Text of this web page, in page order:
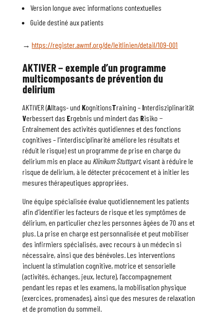
Version longue avec informations contextuelles
Guide destiné aux patients
→https://register.awmf.org/de/leitlinien/detail/109-001
AKTIVER− exemple d’un programme
multicomposants de prévention du
delirium
AKTIVER (Alltags- und KognitionsTraining – Interdisziplinarität
Verbessert das Ergebnis und mindert das Risiko −
Entraînement des activités quotidiennes et des fonctions
cognitives – l’interdisciplinarité améliore les résultats et
réduit le risque) est un programme de prise en charge du
delirium mis en place au Klinikum Stuttgart, visant à réduire le
risque de delirium, à le détecter précocement et à initier les
mesures thérapeutiques appropriées.
Une équipe spécialisée évalue quotidiennement les patients
afin d’identifier les facteurs de risque et les symptômes de
délirium, en particulier chez les personnes âgées de 70 ans et
plus. La prise en charge est personnalisée et peut mobiliser
des infirmiers spécialisés, avec recours à un médecin si
nécessaire, ainsi que des bénévoles. Les interventions
incluent la stimulation cognitive, motrice et sensorielle
(activités, échanges, jeux, lecture), l’accompagnement
pendant les repas et les examens, la mobilisation physique
(exercices, promenades), ainsi que des mesures de relaxation
et de promotion du sommeil.